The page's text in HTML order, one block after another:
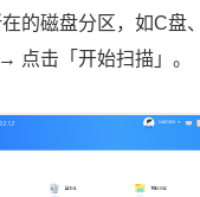
的磁盘分区，如C盘
点击「开始扫描」。